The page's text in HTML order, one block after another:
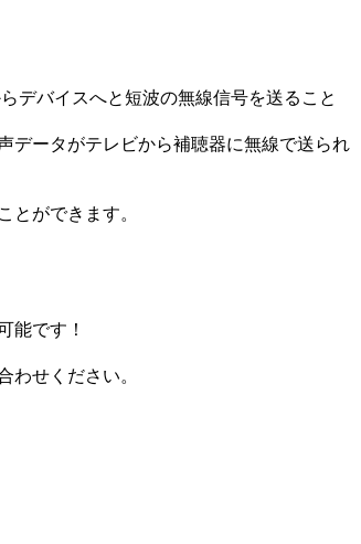
デバイスへと短波の無線信号を送ること
データがテレビから補聴器に無線で送られ
とができます。
能です！
わせください。